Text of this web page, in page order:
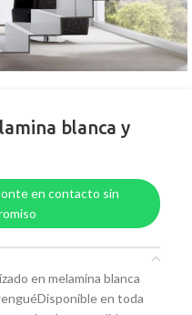
blanca y
en contacto sin
en melamina blanca
en toda